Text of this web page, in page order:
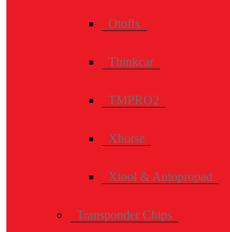
Otofix
Thinkcar
TMPRO2
Xhorse
Xtool & Autopropad
Transponder Chips